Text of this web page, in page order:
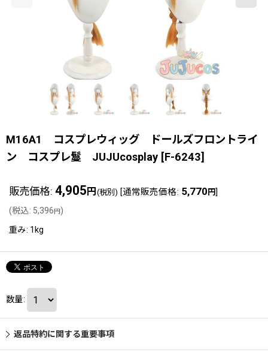
M16A1 コスプレウィッグ ドールズフロントライ
ン コスプレ鬘 JUJUcosplay [F-6243]
販売価格: 4,905 円 (税別) [通常販売価格: 5,770 円]
(税込: 5,396円)
重み: 1kg
数量:
返品特約に関する重要事項